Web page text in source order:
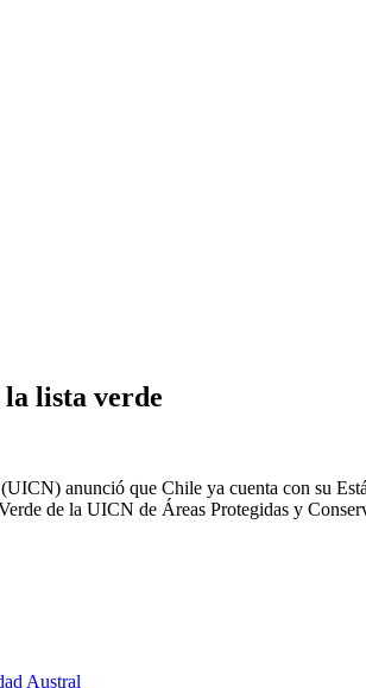
lista verde
anunció que Chile ya cuenta con su
de la UICN de Áreas Protegidas y